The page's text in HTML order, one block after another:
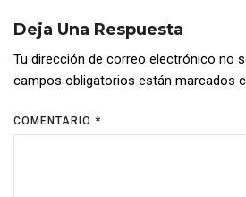
Deja Una Respuesta
Tu dirección de correo electrónico no
campos obligatorios están marcados
COMENTARIO *